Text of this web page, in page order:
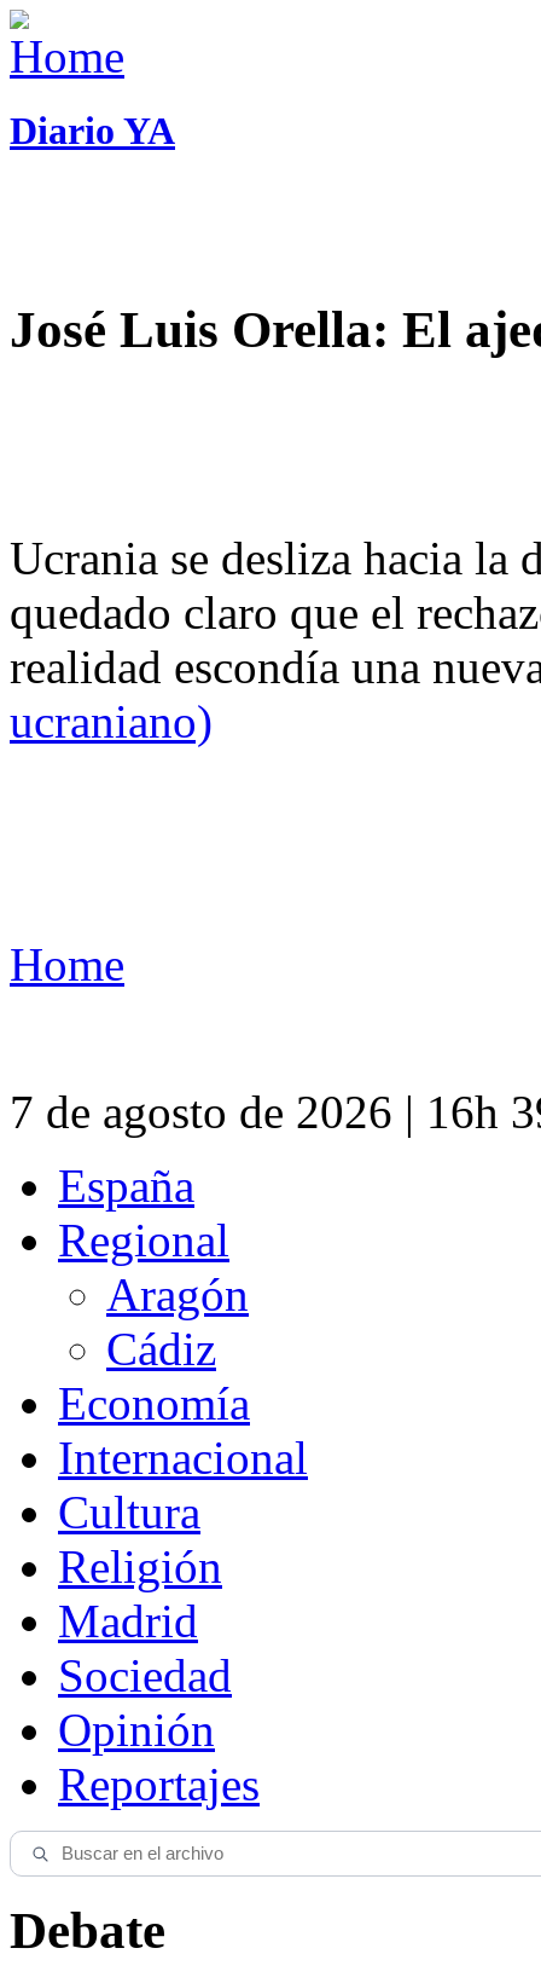
Diario YA
José Luis Orella: El
Ucrania se desliza hacia
quedado claro que el
realidad escondía una
ucraniano)
Home
7 de agosto de 2026 | 16h
España
Regional
Aragón
Cádiz
Economía
Internacional
Cultura
Religión
Madrid
Sociedad
Opinión
Reportajes
Debate